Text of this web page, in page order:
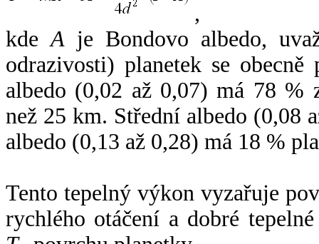
,
kdeA je Bondovo albedo,
odrazivosti) planetek se
albedo (0,02 až 0,07) má 78 %
než 25 km. Střední albedo (0,08
albedo (0,13 až 0,28) má 18 %
Tento tepelný výkon vyzařuje
rychlého otáčení a dobré